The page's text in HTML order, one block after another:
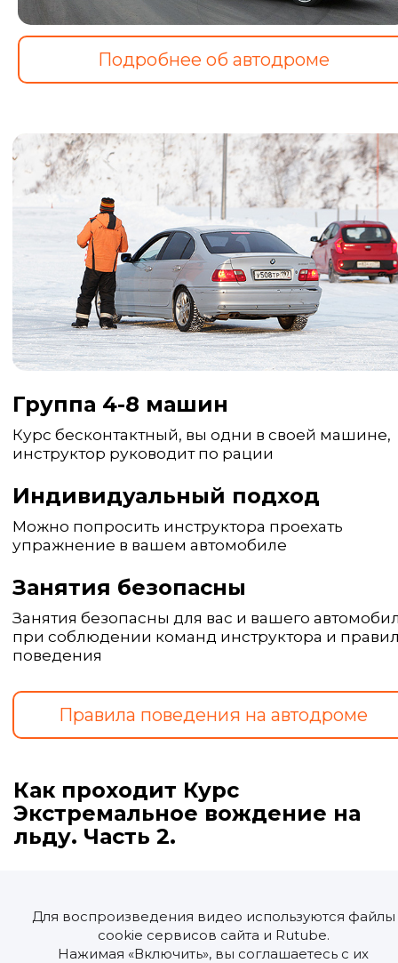
Группа 4-8 машин
Курс бесконтактный, вы одни в своей машине,
инструктор руководит по рации
Индивидуальный подход
Можно попросить инструктора проехать
упражнение в вашем автомобиле
Занятия безопасны
Занятия безопасны для вас и вашего
при соблюдении команд инструктора и
поведения
Как проходит Курс
Экстремальное вождение на
льду. Часть 2.
Для воспроизведения видео используются файлы
cookie сервисов сайта и Rutube.
Нажимая «Включить», вы соглашаетесь с их